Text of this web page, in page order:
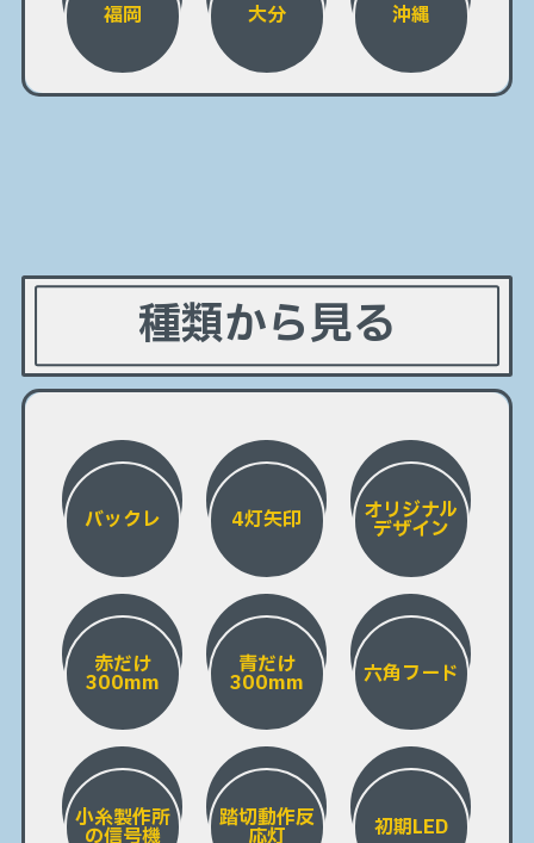
福岡 大分 沖縄
種類から見る
バックレ 4灯矢印 オリジナル
デザイン
赤だけ
300mm
青だけ
300mm 六角フード
小糸製作所
の信号機
踏切動作反
応灯 初期LED